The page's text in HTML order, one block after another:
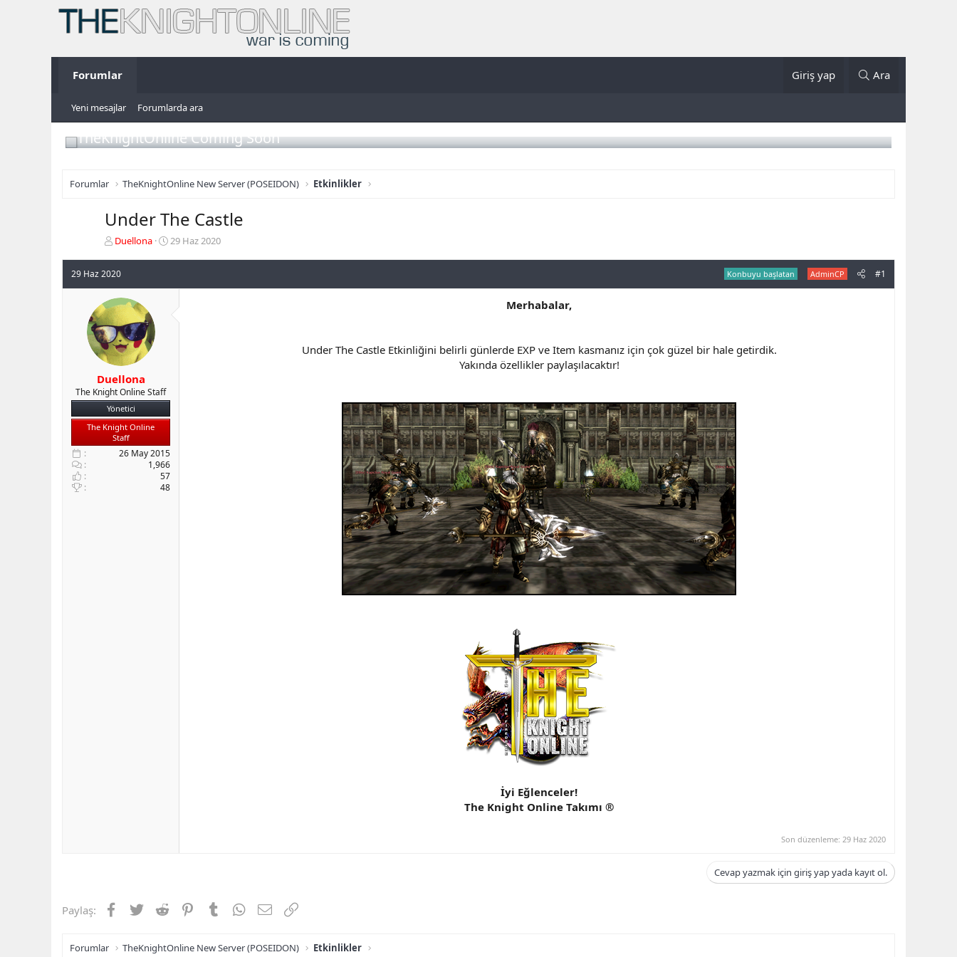
Forumlar Giriş yap Ara
Yeni mesajlar Forumlarda ara
TheKnightOnline Coming Soon
Forumlar TheKnightOnline New Server (POSEIDON) Etkinlikler
Under The Castle
K
b
u
y
u
b
a
ş
l
a
t
a
n
Duellona
B
a
i
29 Haz 2020
29 Haz 2020 Konbuyu başlatan AdminCP #1
Duellona
The Knight Online Staff
Yönetici
The Knight Online
Staff
26 May 2015
1,966
57
48
Merhabalar,
Under The Castle Etkinliğini belirli günlerde EXP ve Item kasmanız için çok güzel bir hale getirdik.
Yakında özellikler paylaşılacaktır!
İyi Eğlenceler!
The Knight Online Takımı ®
Son düzenleme: 29 Haz 2020
Cevap yazmak için giriş yap yada kayıt ol.
Paylaş: Facebook
TwitterReddit PinterestTumblrWhatsApp
E-postaLink
Forumlar TheKnightOnline New Server (POSEIDON) Etkinlikler